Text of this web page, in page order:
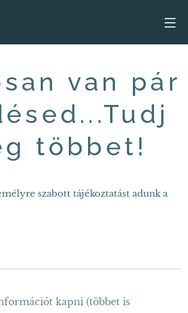
van pár
többet!
szabott tájékoztatást adunk a
kapni (többet is